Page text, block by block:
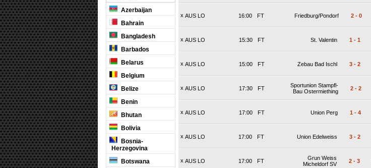
Azerbaijan
Bahrain
Bangladesh
Barbados
Belarus
Belgium
Belize
Benin
Bhutan
Bolivia
Bosnia-
Herzegovina
Botswana
x AUS LO FT
16:00 Friedburg/Pondorf 2 - 0
x AUS LO FT
15:30 St. Valentin 1 - 1
x AUS LO FT
15:00 Zebau Bad Ischl 3 - 2
x AUS LO FT
17:30
Sportunion Stampfl-
Bau Ostermiething
2 - 2
x AUS LO FT
17:00 Union Perg 1 - 4
x AUS LO FT
17:00 Union Edelweiss 3 - 2
x AUS LO FT
17:00
Grun Weiss
Micheldorf SV
2 - 3